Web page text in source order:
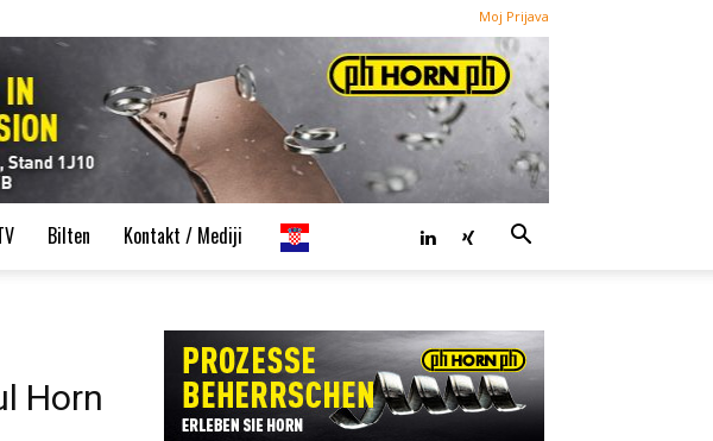
Moj Prijava
Bilten Kontakt / Mediji
Horn